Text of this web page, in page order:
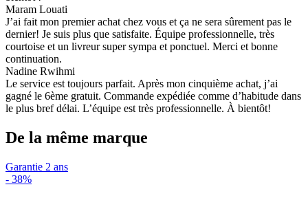
Maram Louati
J’ai fait mon premier achat chez vous et ça ne sera sûrement pas le
dernier! Je suis plus que satisfaite. Équipe professionnelle, très
courtoise et un livreur super sympa et ponctuel. Merci et bonne
continuation.
Nadine Rwihmi
Le service est toujours parfait. Après mon cinquième achat, j’ai
gagné le 6ème gratuit. Commande expédiée comme d’habitude dans
le plus bref délai. L’équipe est très professionnelle. À bientôt!
De la même marque
Garantie 2 ans
- 38%